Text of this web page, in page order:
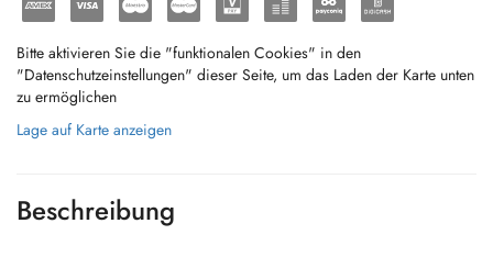
Bitte aktivieren Sie die "funktionalen Cookies" in den
"Datenschutzeinstellungen" dieser Seite, um das Laden der Karte unten
zu ermöglichen
Lage auf Karte anzeigen
Beschreibung